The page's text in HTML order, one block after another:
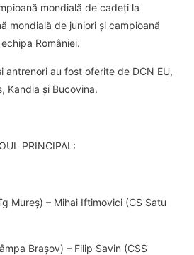
mondială de cadeți la
mondială de juniori și campioană
României.
antrenori au fost oferite de DCN EU,
Kandia și Bucovina.
PRINCIPAL:
Mureș) – Mihai Iftimovici (CS Satu
Brașov) – Filip Savin (CSS